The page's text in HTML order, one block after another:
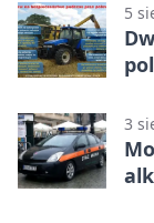
5
3